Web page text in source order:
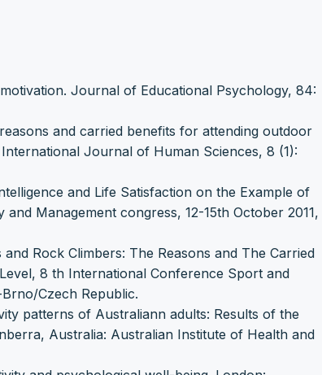
Journal of Educational Psychology, 84:
and carried benefits for attending outdoor
Journal of Human Sciences, 8 (1):
and Life Satisfaction on the Example of
Management congress, 12-15th October 2011,
Rock Climbers: The Reasons and The Carried
8 th International Conference Sport and
Brno/Czech Republic.
patterns of Australiann adults: Results of the
Australia: Australian Institute of Health and